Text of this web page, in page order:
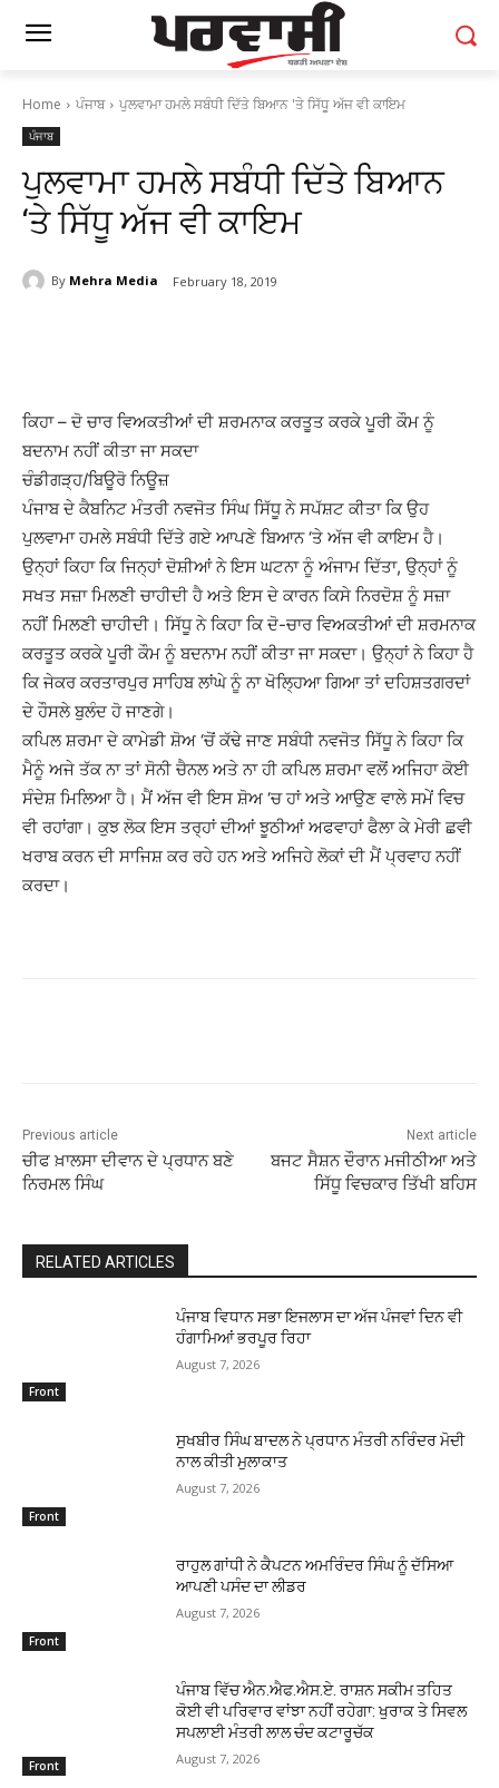
Home ਪੰਜਾਬ ਪੁਲਵਾਮਾ ਹਮਲੇ ਸਬੰਧੀ ਦਿੱਤੇ ਬਿਆਨ 'ਤੇ ਸਿੱਧੂ ਅੱਜ ਵੀ ਕਾਇਮ
ਪੰਜਾਬ
ਪੁਲਵਾਮਾ ਹਮਲੇ ਸਬੰਧੀ ਦਿੱਤੇ ਬਿਆਨ
‘ਤੇ ਸਿੱਧੂ ਅੱਜ ਵੀ ਕਾਇਮ
By Mehra Media February 18, 2019
ਕਿਹਾ – ਦੋ ਚਾਰ ਵਿਅਕਤੀਆਂ ਦੀ ਸ਼ਰਮਨਾਕ ਕਰਤੂਤ ਕਰਕੇ ਪੂਰੀ ਕੌਮ ਨੂੰ
ਬਦਨਾਮ ਨਹੀਂ ਕੀਤਾ ਜਾ ਸਕਦਾ
ਚੰਡੀਗੜ੍ਹ/ਬਿਊਰੋ ਨਿਊਜ਼
ਪੰਜਾਬ ਦੇ ਕੈਬਨਿਟ ਮੰਤਰੀ ਨਵਜੋਤ ਸਿੰਘ ਸਿੱਧੂ ਨੇ ਸਪੱਸ਼ਟ ਕੀਤਾ ਕਿ ਉਹ
ਪੁਲਵਾਮਾ ਹਮਲੇ ਸਬੰਧੀ ਦਿੱਤੇ ਗਏ ਆਪਣੇ ਬਿਆਨ ‘ਤੇ ਅੱਜ ਵੀ ਕਾਇਮ ਹੈ।
ਉਨ੍ਹਾਂ ਕਿਹਾ ਕਿ ਜਿਨ੍ਹਾਂ ਦੋਸ਼ੀਆਂ ਨੇ ਇਸ ਘਟਨਾ ਨੂੰ ਅੰਜਾਮ ਦਿੱਤਾ, ਉਨ੍ਹਾਂ ਨੂੰ
ਸਖਤ ਸਜ਼ਾ ਮਿਲਣੀ ਚਾਹੀਦੀ ਹੈ ਅਤੇ ਇਸ ਦੇ ਕਾਰਨ ਕਿਸੇ ਨਿਰਦੋਸ਼ ਨੂੰ ਸਜ਼ਾ
ਨਹੀਂ ਮਿਲਣੀ ਚਾਹੀਦੀ। ਸਿੱਧੂ ਨੇ ਕਿਹਾ ਕਿ ਦੋ-ਚਾਰ ਵਿਅਕਤੀਆਂ ਦੀ ਸ਼ਰਮਨਾਕ
ਕਰਤੂਤ ਕਰਕੇ ਪੂਰੀ ਕੌਮ ਨੂੰ ਬਦਨਾਮ ਨਹੀਂ ਕੀਤਾ ਜਾ ਸਕਦਾ। ਉਨ੍ਹਾਂ ਨੇ ਕਿਹਾ ਹੈ
ਕਿ ਜੇਕਰ ਕਰਤਾਰਪੁਰ ਸਾਹਿਬ ਲਾਂਘੇ ਨੂੰ ਨਾ ਖੋਲ੍ਹਿਆ ਗਿਆ ਤਾਂ ਦਹਿਸ਼ਤਗਰਦਾਂ
ਦੇ ਹੌਸਲੇ ਬੁਲੰਦ ਹੋ ਜਾਣਗੇ।
ਕਪਿਲ ਸ਼ਰਮਾ ਦੇ ਕਾਮੇਡੀ ਸ਼ੋਅ ‘ਚੋਂ ਕੱਢੇ ਜਾਣ ਸਬੰਧੀ ਨਵਜੋਤ ਸਿੱਧੂ ਨੇ ਕਿਹਾ ਕਿ
ਮੈਨੂੰ ਅਜੇ ਤੱਕ ਨਾ ਤਾਂ ਸੋਨੀ ਚੈਨਲ ਅਤੇ ਨਾ ਹੀ ਕਪਿਲ ਸ਼ਰਮਾ ਵਲੋਂ ਅਜਿਹਾ ਕੋਈ
ਸੰਦੇਸ਼ ਮਿਲਿਆ ਹੈ। ਮੈਂ ਅੱਜ ਵੀ ਇਸ ਸ਼ੋਅ ‘ਚ ਹਾਂ ਅਤੇ ਆਉਣ ਵਾਲੇ ਸਮੇਂ ਵਿਚ
ਵੀ ਰਹਾਂਗਾ। ਕੁਝ ਲੋਕ ਇਸ ਤਰ੍ਹਾਂ ਦੀਆਂ ਝੂਠੀਆਂ ਅਫਵਾਹਾਂ ਫੈਲਾ ਕੇ ਮੇਰੀ ਛਵੀ
ਖਰਾਬ ਕਰਨ ਦੀ ਸਾਜਿਸ਼ ਕਰ ਰਹੇ ਹਨ ਅਤੇ ਅਜਿਹੇ ਲੋਕਾਂ ਦੀ ਮੈਂ ਪ੍ਰਵਾਹ ਨਹੀਂ
ਕਰਦਾ।
Previous article
ਚੀਫ ਖ਼ਾਲਸਾ ਦੀਵਾਨ ਦੇ ਪ੍ਰਧਾਨ ਬਣੇ
ਨਿਰਮਲ ਸਿੰਘ
Next article
ਬਜਟ ਸੈਸ਼ਨ ਦੌਰਾਨ ਮਜੀਠੀਆ ਅਤੇ
ਸਿੱਧੂ ਵਿਚਕਾਰ ਤਿੱਖੀ ਬਹਿਸ
RELATED ARTICLES
Front
ਪੰਜਾਬ ਵਿਧਾਨ ਸਭਾ ਇਜਲਾਸ ਦਾ ਅੱਜ ਪੰਜਵਾਂ ਦਿਨ ਵੀ
ਹੰਗਾਮਿਆਂ ਭਰਪੂਰ ਰਿਹਾ
August 7, 2026
Front
ਸੁਖਬੀਰ ਸਿੰਘ ਬਾਦਲ ਨੇ ਪ੍ਰਧਾਨ ਮੰਤਰੀ ਨਰਿੰਦਰ ਮੋਦੀ
ਨਾਲ ਕੀਤੀ ਮੁਲਾਕਾਤ
August 7, 2026
Front
ਰਾਹੁਲ ਗਾਂਧੀ ਨੇ ਕੈਪਟਨ ਅਮਰਿੰਦਰ ਸਿੰਘ ਨੂੰ ਦੱਸਿਆ
ਆਪਣੀ ਪਸੰਦ ਦਾ ਲੀਡਰ
August 7, 2026
Front
ਪੰਜਾਬ ਵਿੱਚ ਐਨ.ਐਫ.ਐਸ.ਏ. ਰਾਸ਼ਨ ਸਕੀਮ ਤਹਿਤ
ਕੋਈ ਵੀ ਪਰਿਵਾਰ ਵਾਂਝਾ ਨਹੀਂ ਰਹੇਗਾ: ਖੁਰਾਕ ਤੇ ਸਿਵਲ
ਸਪਲਾਈ ਮੰਤਰੀ ਲਾਲ ਚੰਦ ਕਟਾਰੂਚੱਕ
August 7, 2026